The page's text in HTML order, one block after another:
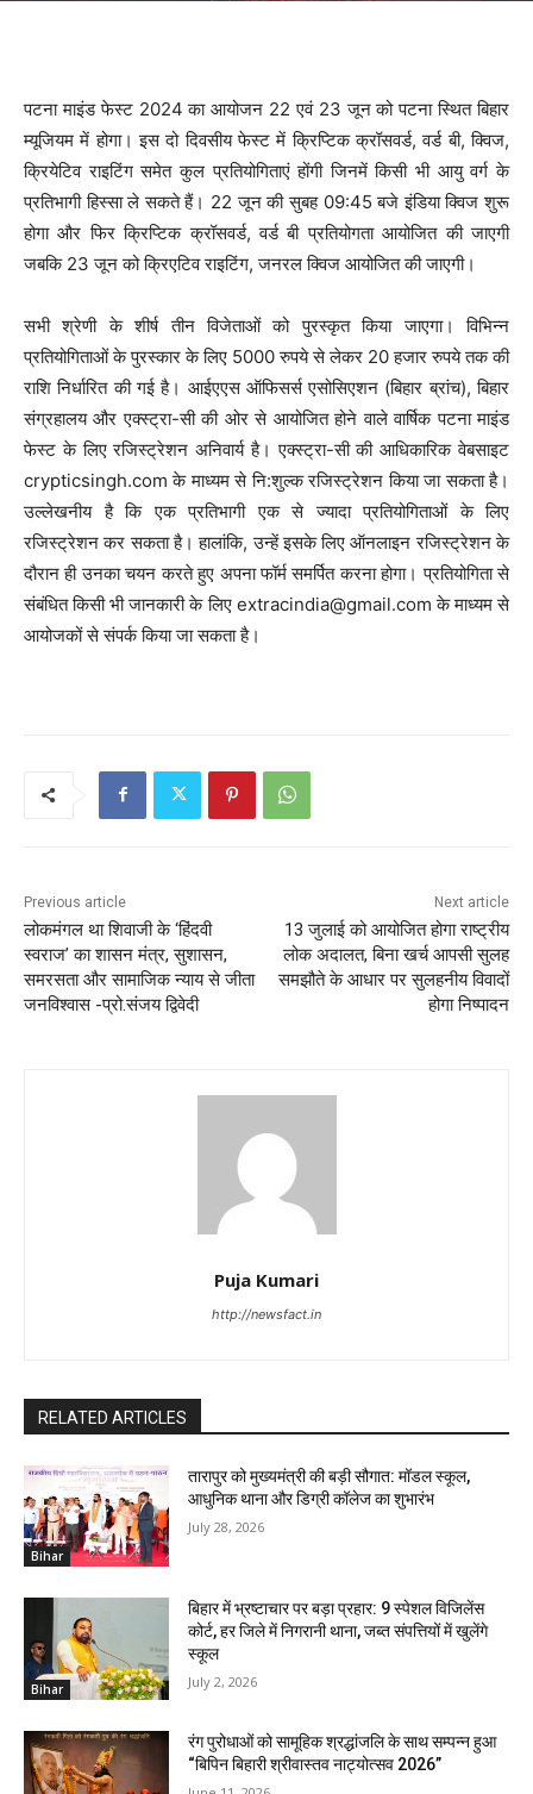
पटना माइंड फेस्ट 2024 का आयोजन 22 एवं 23 जून को पटना स्थित बिहार
म्यूजियम में होगा। इस दो दिवसीय फेस्ट में क्रिप्टिक क्रॉसवर्ड, वर्ड बी, क्विज,
क्रियेटिव राइटिंग समेत कुल प्रतियोगिताएं होंगी जिनमें किसी भी आयु वर्ग के
प्रतिभागी हिस्सा ले सकते हैं। 22 जून की सुबह 09:45 बजे इंडिया क्विज शुरू
होगा और फिर क्रिप्टिक क्रॉसवर्ड, वर्ड बी प्रतियोगता आयोजित की जाएगी
जबकि 23 जून को क्रिएटिव राइटिंग, जनरल क्विज आयोजित की जाएगी।
सभी श्रेणी के शीर्ष तीन विजेताओं को पुरस्कृत किया जाएगा। विभिन्न
प्रतियोगिताओं के पुरस्कार के लिए 5000 रुपये से लेकर 20 हजार रुपये तक की
राशि निर्धारित की गई है। आईएएस ऑफिसर्स एसोसिएशन (बिहार ब्रांच), बिहार
संग्रहालय और एक्स्ट्रा-सी की ओर से आयोजित होने वाले वार्षिक पटना माइंड
फेस्ट के लिए रजिस्ट्रेशन अनिवार्य है। एक्स्ट्रा-सी की आधिकारिक वेबसाइट
crypticsingh.com के माध्यम से नि:शुल्क रजिस्ट्रेशन किया जा सकता है।
उल्लेखनीय है कि एक प्रतिभागी एक से ज्यादा प्रतियोगिताओं के लिए
रजिस्ट्रेशन कर सकता है। हालांकि, उन्हें इसके लिए ऑनलाइन रजिस्ट्रेशन के
दौरान ही उनका चयन करते हुए अपना फॉर्म समर्पित करना होगा। प्रतियोगिता से
संबंधित किसी भी जानकारी के लिए extracindia@gmail.com के माध्यम से
आयोजकों से संपर्क किया जा सकता है।
Previous article
लोकमंगल था शिवाजी के ‘हिंदवी
स्वराज’ का शासन मंत्र, सुशासन,
समरसता और सामाजिक न्याय से जीता
जनविश्वास -प्रो.संजय द्विवेदी
Next article
13 जुलाई को आयोजित होगा राष्ट्रीय
लोक अदालत, बिना खर्च आपसी सुलह
समझौते के आधार पर सुलहनीय विवादों
होगा निष्पादन
Puja Kumari
http://newsfact.in
RELATED ARTICLES
Bihar
तारापुर को मुख्यमंत्री की बड़ी सौगात: मॉडल स्कूल,
आधुनिक थाना और डिग्री कॉलेज का शुभारंभ
July 28, 2026
Bihar
बिहार में भ्रष्टाचार पर बड़ा प्रहार: 9 स्पेशल विजिलेंस
कोर्ट, हर जिले में निगरानी थाना, जब्त संपत्तियों में खुलेंगे
स्कूल
July 2, 2026
रंग पुरोधाओं को सामूहिक श्रद्धांजलि के साथ सम्पन्न हुआ
“बिपिन बिहारी श्रीवास्तव नाट्योत्सव 2026”